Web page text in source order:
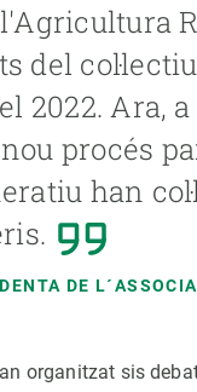
del
2022. Ara,
procés
han
DE
organitzat sis